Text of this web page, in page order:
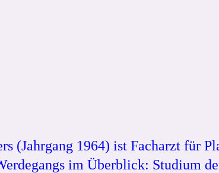
(Jahrgang 1964) ist Facharzt für
im Überblick: Studium